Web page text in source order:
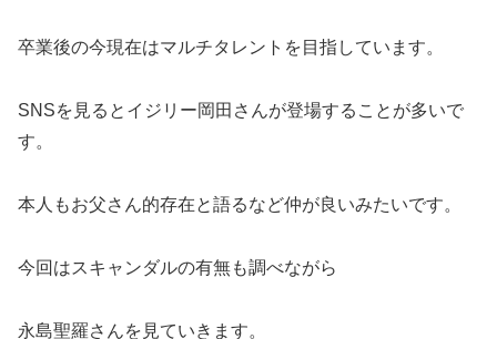
卒業後の今現在はマルチタレントを目指しています。
SNSを見るとイジリー岡田さんが登場することが多いで
す。
本人もお父さん的存在と語るなど仲が良いみたいです。
今回はスキャンダルの有無も調べながら
永島聖羅さんを見ていきます。